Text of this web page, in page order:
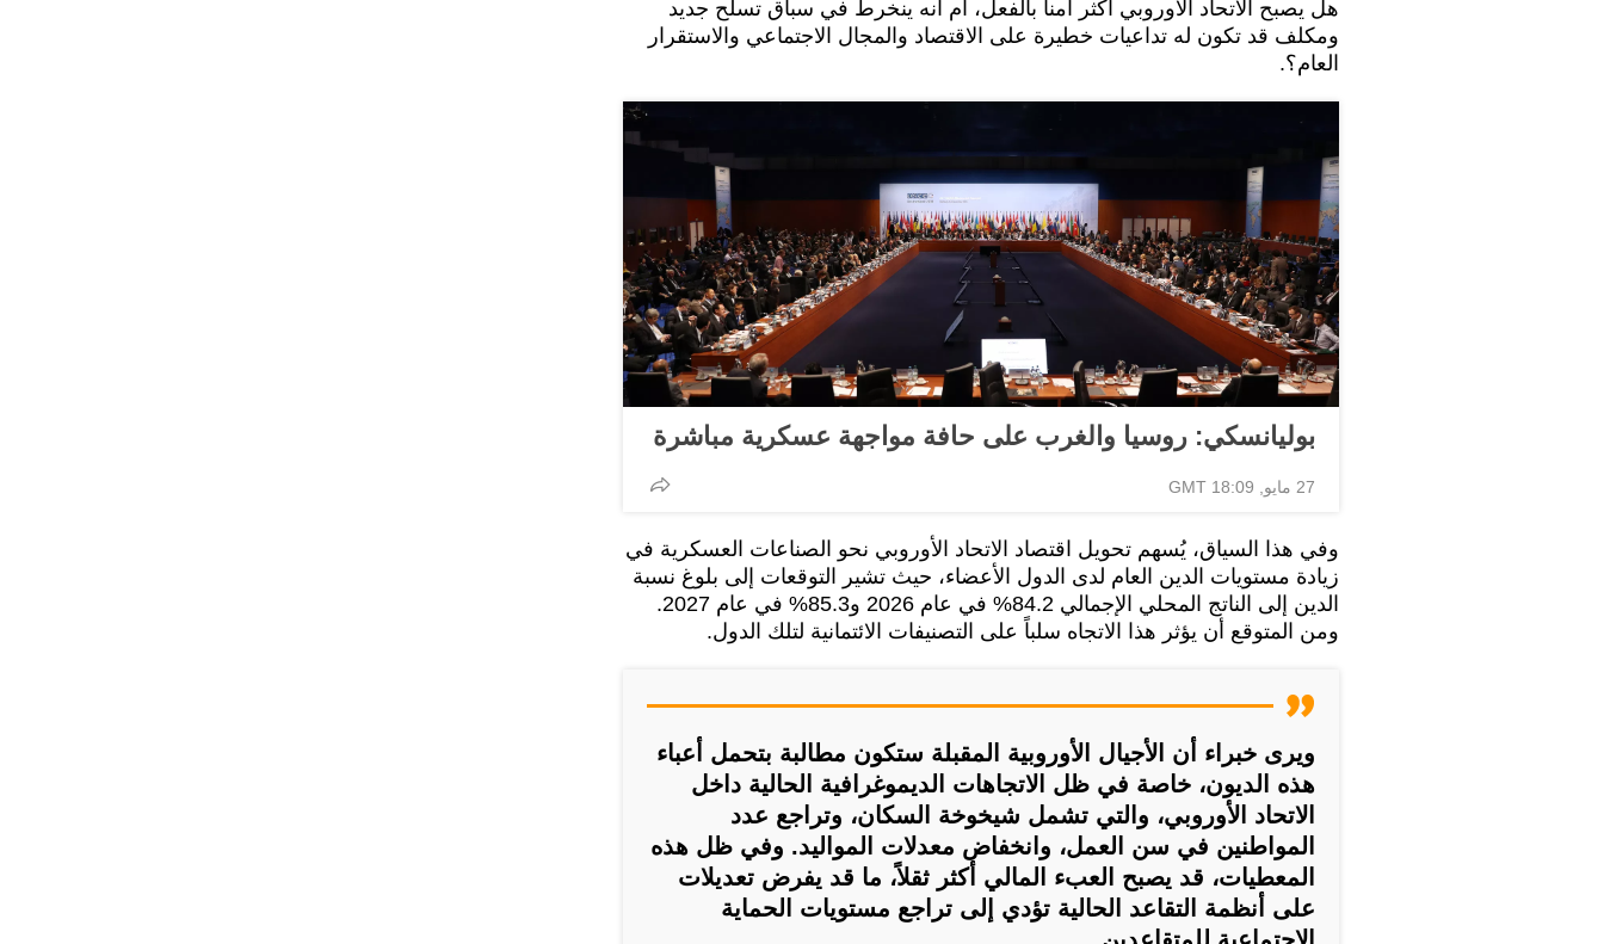
هل يصبح الاتحاد الأوروبي أكثر أمنا بالفعل، أم أنه ينخرط في سباق تسلح جديد
ومكلف قد تكون له تداعيات خطيرة على الاقتصاد والمجال الاجتماعي والاستقرار
العام؟.
بوليانسكي: روسيا والغرب على حافة مواجهة عسكرية مباشرة
27 مايو, 18:09 GMT
وفي هذا السياق، يُسهم تحويل اقتصاد الاتحاد الأوروبي نحو الصناعات العسكرية في
زيادة مستويات الدين العام لدى الدول الأعضاء، حيث تشير التوقعات إلى بلوغ نسبة
الدين إلى الناتج المحلي الإجمالي 84.2% في عام 2026 و85.3% في عام 2027.
ومن المتوقع أن يؤثر هذا الاتجاه سلباً على التصنيفات الائتمانية لتلك الدول.
ويرى خبراء أن الأجيال الأوروبية المقبلة ستكون مطالبة بتحمل أعباء
هذه الديون، خاصة في ظل الاتجاهات الديموغرافية الحالية داخل
الاتحاد الأوروبي، والتي تشمل شيخوخة السكان، وتراجع عدد
المواطنين في سن العمل، وانخفاض معدلات المواليد. وفي ظل هذه
المعطيات، قد يصبح العبء المالي أكثر ثقلاً، ما قد يفرض تعديلات
على أنظمة التقاعد الحالية تؤدي إلى تراجع مستويات الحماية